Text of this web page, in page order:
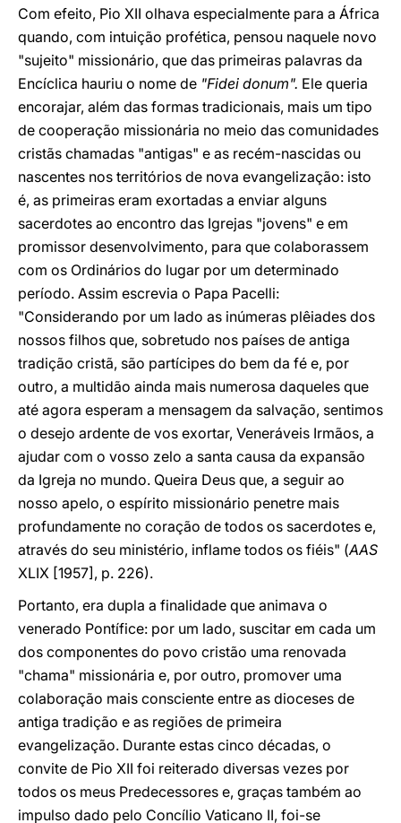
Com efeito, Pio XII olhava especialmente para a África
quando, com intuição profética, pensou naquele novo
"sujeito" missionário, que das primeiras palavras da
Encíclica hauriu o nome de "Fidei donum". Ele queria
encorajar, além das formas tradicionais, mais um tipo
de cooperação missionária no meio das comunidades
cristãs chamadas "antigas" e as recém-nascidas ou
nascentes nos territórios de nova evangelização: isto
é, as primeiras eram exortadas a enviar alguns
sacerdotes ao encontro das Igrejas "jovens" e em
promissor desenvolvimento, para que colaborassem
com os Ordinários do lugar por um determinado
período. Assim escrevia o Papa Pacelli:
"Considerando por um lado as inúmeras plêiades dos
nossos filhos que, sobretudo nos países de antiga
tradição cristã, são partícipes do bem da fé e, por
outro, a multidão ainda mais numerosa daqueles que
até agora esperam a mensagem da salvação, sentimos
o desejo ardente de vos exortar, Veneráveis Irmãos, a
ajudar com o vosso zelo a santa causa da expansão
da Igreja no mundo. Queira Deus que, a seguir ao
nosso apelo, o espírito missionário penetre mais
profundamente no coração de todos os sacerdotes e,
através do seu ministério, inflame todos os fiéis" (AAS
XLIX [1957], p. 226).
Portanto, era dupla a finalidade que animava o
venerado Pontífice: por um lado, suscitar em cada um
dos componentes do povo cristão uma renovada
"chama" missionária e, por outro, promover uma
colaboração mais consciente entre as dioceses de
antiga tradição e as regiões de primeira
evangelização. Durante estas cinco décadas, o
convite de Pio XII foi reiterado diversas vezes por
todos os meus Predecessores e, graças também ao
impulso dado pelo Concílio Vaticano II, foi-se